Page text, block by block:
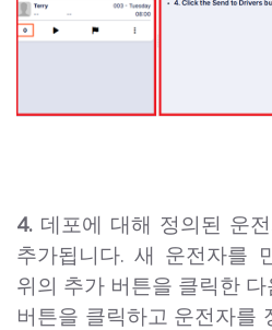
4. 데포에 대해 정의된 운
추가됩니다. 새 운전자를
위의 추가 버튼을 클릭한 다
버튼을 클릭하고 운전자를